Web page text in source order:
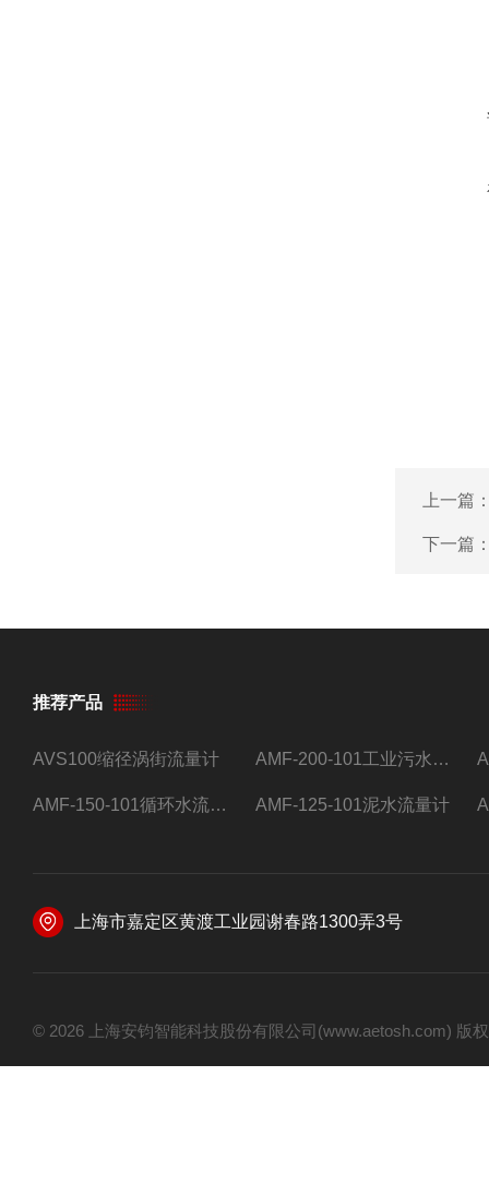
上一篇
下一篇
推荐产品
AVS100缩径涡街流量计 AMF-200-101工业污水流量计
AMF-150-101循环水流量计,电磁流量计 AMF-125-101泥水流量计
上海市嘉定区黄渡工业园谢春路1300弄3号
© 2026 上海安钧智能科技股份有限公司(www.aetosh.com)